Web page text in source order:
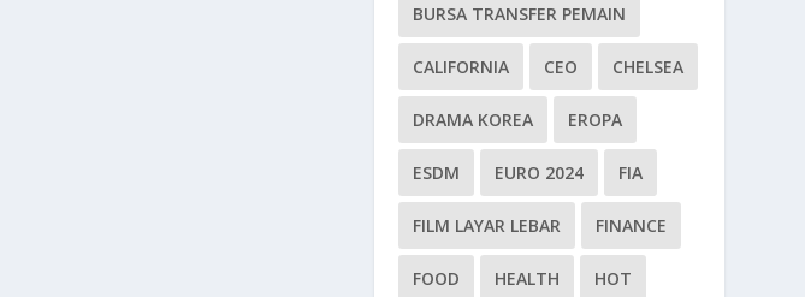
BURSA TRANSFER PEMAIN
CALIFORNIA CEO CHELSEA
DRAMA KOREA EROPA
ESDM EURO 2024 FIA
FILM LAYAR LEBAR FINANCE
FOOD HEALTH HOT